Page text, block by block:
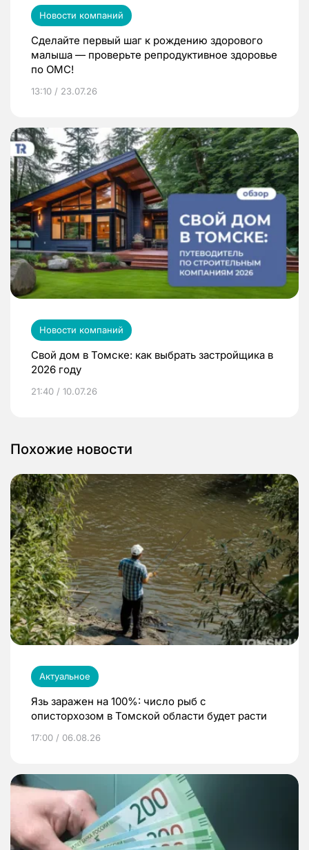
Новости компаний
Сделайте первый шаг к рождению здорового
малыша — проверьте репродуктивное здоровье
по ОМС!
13:10 / 23.07.26
Новости компаний
Свой дом в Томске: как выбрать застройщика в
2026 году
21:40 / 10.07.26
Похожие новости
Актуальное
Язь заражен на 100%: число рыб с
описторхозом в Томской области будет расти
17:00 / 06.08.26